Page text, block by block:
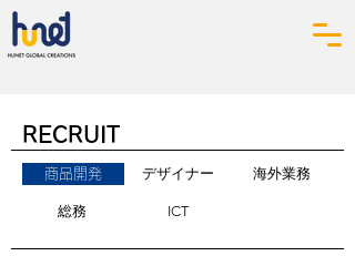
RECRUIT
商品開発 デザイナー 海外業務
総務 ICT